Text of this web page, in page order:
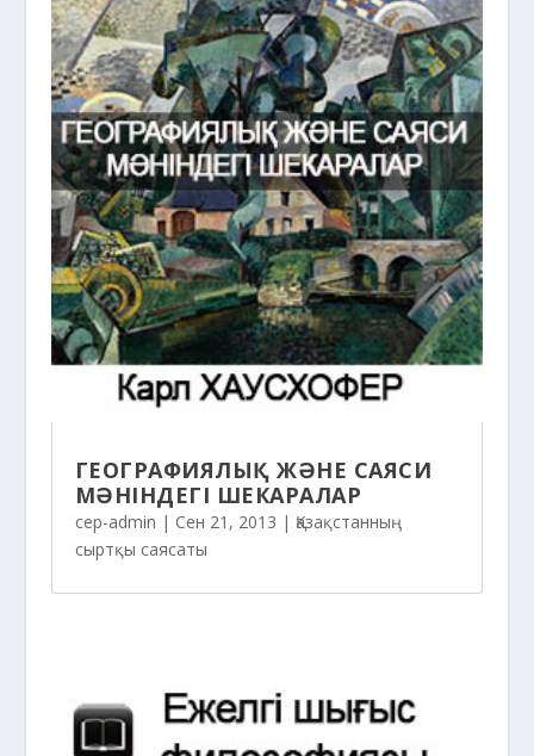
ГЕОГРАФИЯЛЫҚ ЖӘНЕ САЯСИ
МӘНІНДЕГІ ШЕКАРАЛАР
cep-admin | Сен 21, 2013 | Қазақстанның
сыртқы саясаты